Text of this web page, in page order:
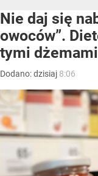
Nie daj się
owoców”.
tymi dżemami
Dodano:dzisiaj 8:06